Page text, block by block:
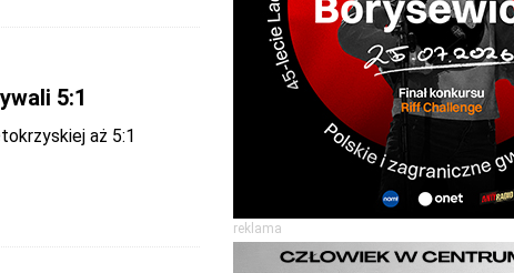
5:1
aż 5:1
reklama